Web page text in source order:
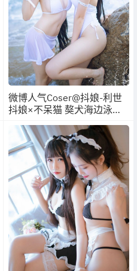
微博人气Coser@抖娘-利世
抖娘×不呆猫 獒犬海边泳装